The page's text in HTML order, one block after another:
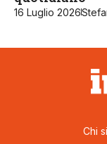
16 Luglio 2026
Chi